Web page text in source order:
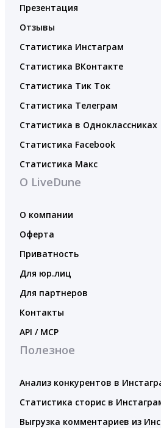
Презентация
Отзывы
Статистика Инстаграм
Статистика ВКонтакте
Статистика Тик Ток
Статистика Телеграм
Статистика в Одноклассниках
Статистика Facebook
Статистика Макс
О LiveDune
О компании
Оферта
Приватность
Для юр.лиц
Для партнеров
Контакты
API / MCP
Полезное
Анализ конкурентов в
Статистика сторис в
Выгрузка комментариев из